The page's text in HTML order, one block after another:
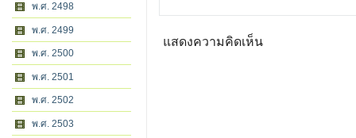
พ.ศ. 2498
พ.ศ. 2499
พ.ศ. 2500
พ.ศ. 2501
พ.ศ. 2502
พ.ศ. 2503
แสดงความคิดเห็น